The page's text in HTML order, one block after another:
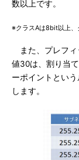
数以上です。
※クラスAは8bit以上、
また、プレフィ
値30は、割り当
ーポイントとい
します。